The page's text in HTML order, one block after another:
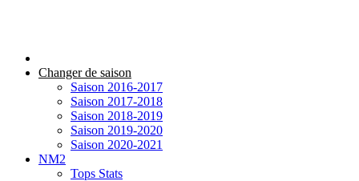
Changer de saison
Saison 2016-2017
Saison 2017-2018
Saison 2018-2019
Saison 2019-2020
Saison 2020-2021
NM2
Tops Stats